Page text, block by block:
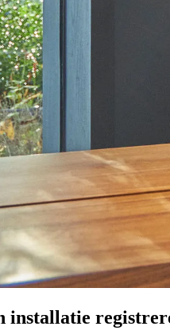
installatie